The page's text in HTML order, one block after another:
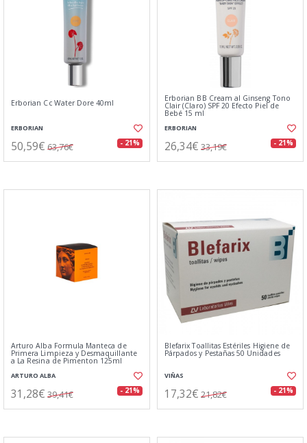
Erborian Cc Water Dore 40ml
ERBORIAN
50,59€ 63,76€ - 21%
Erborian BB Cream al Ginseng Tono
Clair (Claro) SPF 20 Efecto Piel de
Bebé 15 ml
ERBORIAN
26,34€ 33,19€ - 21%
Arturo Alba Formula Manteca de
Primera Limpieza y Desmaquillante
a La Resina de Pimenton 125ml
ARTURO ALBA
31,28€ 39,41€ - 21%
Blefarix Toallitas Estériles Higiene de
Párpados y Pestañas 50 Unidades
VIÑAS
17,32€ 21,82€ - 21%